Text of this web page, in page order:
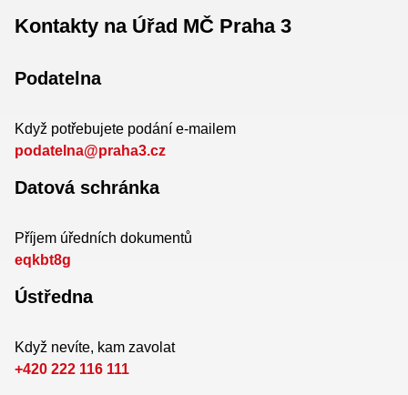
Kontakty na Úřad MČ Praha 3
Podatelna
Když potřebujete podání e-mailem
podatelna@praha3.cz
Datová schránka
Příjem úředních dokumentů
eqkbt8g
Ústředna
Když nevíte, kam zavolat
+420 222 116 111